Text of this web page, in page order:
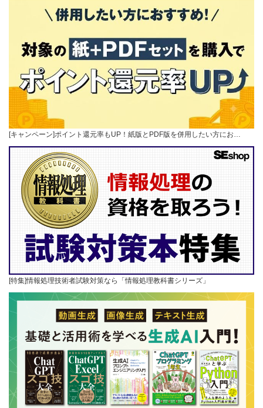
[キャンペーン]ポイント還元率もUP！紙版とPDF版を併用したい方にお…
[特集]情報処理技術者試験対策なら「情報処理教科書シリーズ」